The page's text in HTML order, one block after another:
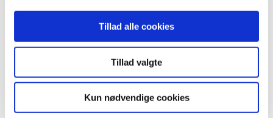
Tillad alle cookies
Tillad valgte
Kun nødvendige cookies
2012 (44)
2010 (7)